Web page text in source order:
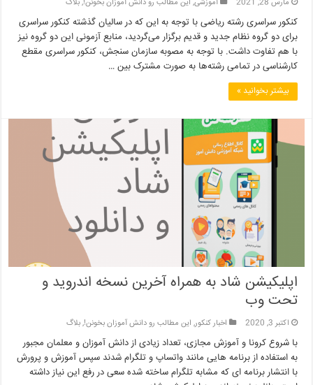
کنکور سراسری رشته ریاضی با توجه به این که در سالیان گذشته کنکور سراسری
برای دو گروه نظام جدید و قدیم برگزار می‌گردید، منابع آزمونی این دو گروه نیز
با هم تفاوت داشت. با توجه به مصوبه سازمان سنجش، کنکور سراسری مقطع
کارشناسی در تمامی رشته‌ها به صورت مشترک بین …
بیشتر بخوانید »
اپلیکیشن شاد به همراه آخرین نسخه اندروید و
تحت وب
اکتبر 3, 2020 اخبار کنکور, این مطالب رو دانش آموزان بخونن!,بلاگ
با شروع کرونا و آموزش مجازی، تعداد زیادی از دانش آموزان و معلمان مجبور
به استفاده از برنامه هایی مانند واتساپ و تلگرام شدند سپس آموزش و پرورش
با انتشار برنامه ای که مشابه تلگرام ساخته شده سعی در رفع این نیاز داشته